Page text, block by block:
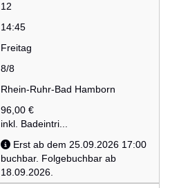
12
14:45
Freitag
8/8
Rhein-Ruhr-Bad Hamborn
96,00 €
inkl. Badeintri...
Erst ab dem 25.09.2026 17:00
buchbar. Folgebuchbar ab
18.09.2026.